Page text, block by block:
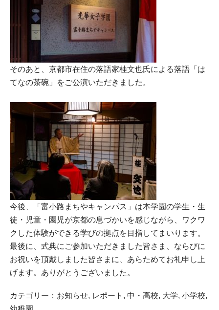
そのあと、京都市在住の落語家桂文也氏による落語「は
てなの茶碗」をご公演いただきました。
今後、「富小路まちやキャンパス」は本学園の学生・生
徒・児童・園児が京都の息づかいを感じながら、ワクワ
クした体験ができる学びの拠点を目指してまいります。
最後に、式典にご参加いただきました皆さま、ならびに
お祝いを頂戴しました皆さまに、あらためてお礼申し上
げます。ありがとうございました。
カテゴリー： お知らせ, レポート , 中・高校, 大学, 小学校,